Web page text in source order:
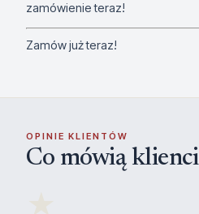
zamówienie teraz!
Zamów już teraz!
OPINIE KLIENTÓW
Co mówią klienci